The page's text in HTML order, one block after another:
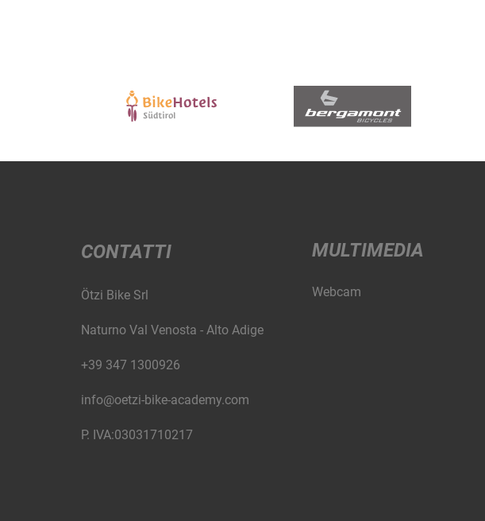
CONTATTI
Ötzi Bike Srl
Naturno Val Venosta - Alto Adige
+39 347 1300926
info@oetzi-bike-academy.com
P. IVA:03031710217
MULTIMEDIA
Webcam